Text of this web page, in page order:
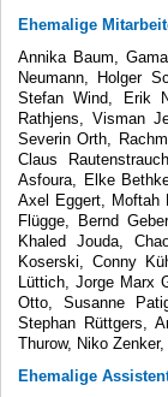
Ehemalige
Annika Baum,
Neumann, Holger
Stefan Wind, Erik
Rathjens, Visman
Severin Orth,
Claus
Asfoura, Elke
Axel Eggert, Moftah
Flügge, Bernd
Khaled Jouda,
Koserski, Conny
Lüttich, Jorge Marx
Otto, Susanne
Stephan Rüttgers,
Thurow, Niko
Ehemalige